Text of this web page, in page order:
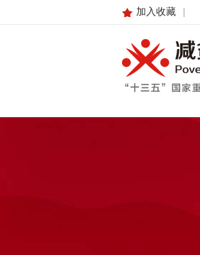
加入收藏